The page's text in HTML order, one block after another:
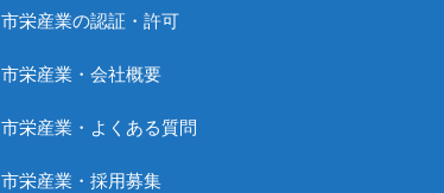
市栄産業の認証・許可
市栄産業・会社概要
市栄産業・よくある質問
市栄産業・採用募集